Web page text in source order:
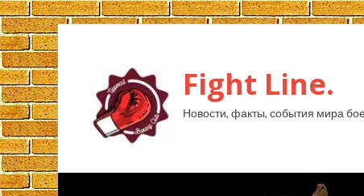
Fight Line.
Новости, факты, события мира